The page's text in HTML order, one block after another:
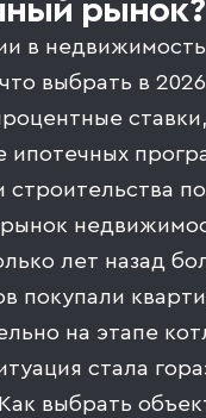
рынок?
в
выбрать в
ставки,
ипотечных
строительства
лет назад
покупали
на этапе
стала
выбрать